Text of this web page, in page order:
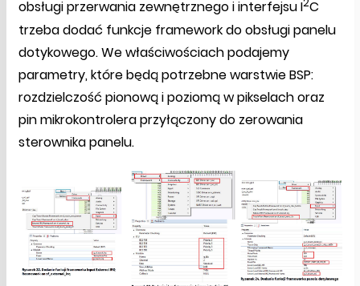
obsługi przerwania zewnętrznego i interfejsu I C
trzeba dodać funkcje framework do obsługi panelu
dotykowego. We właściwościach podajemy
parametry, które będą potrzebne warstwie BSP:
rozdzielczość pionową i poziomą w pikselach oraz
pin mikrokontrolera przyłączony do zerowania
sterownika panelu.